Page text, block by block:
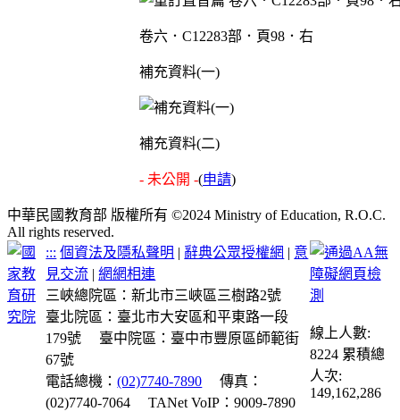
卷六．C12283部．頁98．右
補充資料(一)
補充資料(二)
- 未公開 -(申請)
中華民國教育部 版權所有 ©2024 Ministry of Education, R.O.C.
All rights reserved.
::: 個資法及隱私聲明 | 辭典公眾授權網 | 意
見交流 |網網相連
三峽總院區：新北市三峽區三樹路2號
臺北院區：臺北市大安區和平東路一段
179號
臺中院區：臺中市豐原區師範街
67號
電話總機：(02)7740-7890
傳真：
(02)7740-7064
TANet VoIP：9009-7890
線上人數:
8224 累積總
人次:
149,162,286